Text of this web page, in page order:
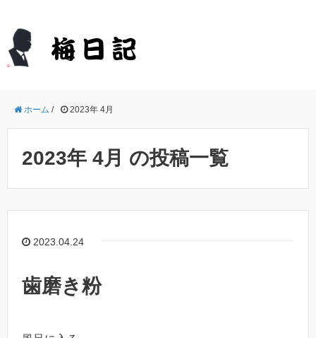
ホーム / 2023年 4月
2023年 4月 の投稿一覧
2023.04.24
歯磨き粉